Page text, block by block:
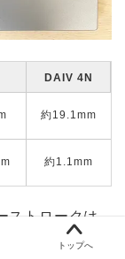
DAIV 4N
約19.1mm
約1.1mm
ストロークは
トップへ